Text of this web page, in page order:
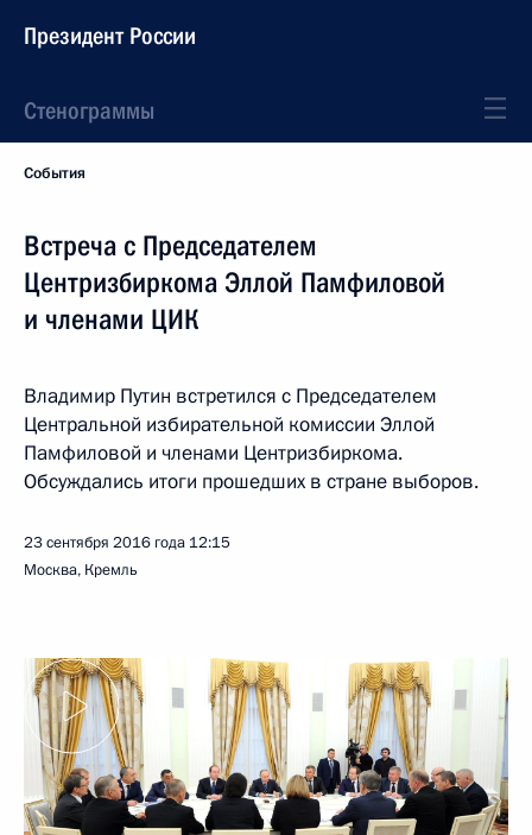
Президент России
Стенограммы
События
Встреча с Председателем
Центризбиркома Эллой Памфиловой
и членами ЦИК
Владимир Путин встретился с Председателем
Центральной избирательной комиссии Эллой
Памфиловой и членами Центризбиркома.
Обсуждались итоги прошедших в стране выборов.
23 сентября 2016 года 12:15
Москва, Кремль